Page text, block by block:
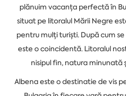
plănuim vacanța perfectă în
situat pe litoralul Mării Negre
pentru mulți turiști. După cum
este o coincidentă. Litoralul
nisipul fin, natura minunată
Albena este o destinatie de vis